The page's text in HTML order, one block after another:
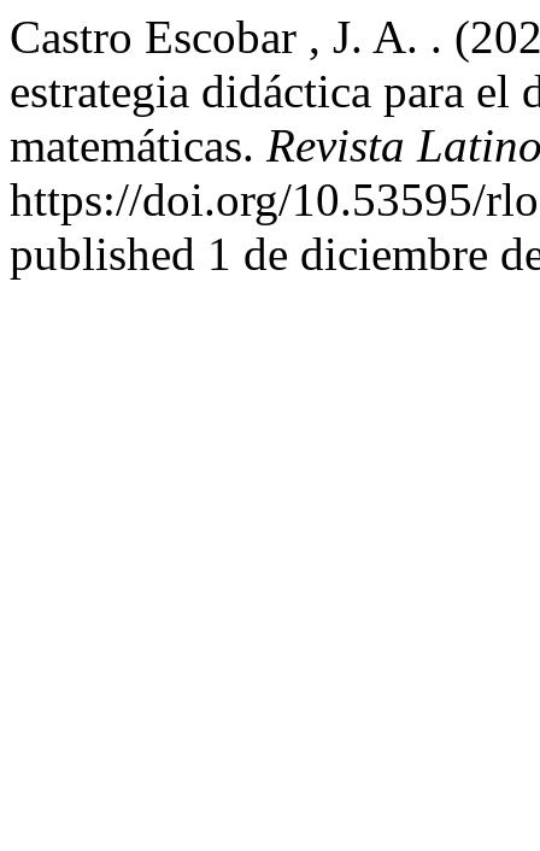
Castro Escobar , J. A. .
estrategia didáctica para el
matemáticas. Revista
https://doi.org/10.53595/
published 1 de diciembre